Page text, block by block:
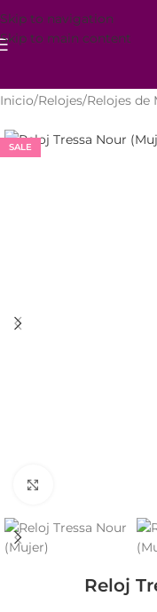
Skip to navigation
Skip to main content
Inicio/Relojes/Relojes de
SALE
Reloj